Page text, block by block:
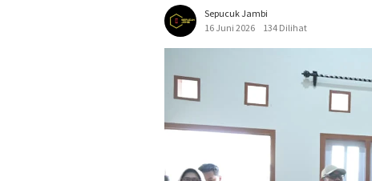
Sepucuk Jambi
16 Juni 2026
134 Dilihat